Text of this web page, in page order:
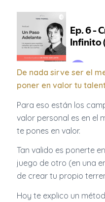
De nada sirve ser el
poner en valor tu
Para eso están los
valor personal es en el
te pones en valor.
Tan valido es ponerte
juego de otro (en una
de crear tu propio
Hoy te explico un